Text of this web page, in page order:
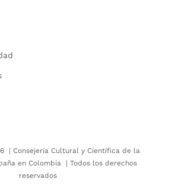
| Consejería Cultural y Científica de la
en Colombia | Todos los derechos
reservados